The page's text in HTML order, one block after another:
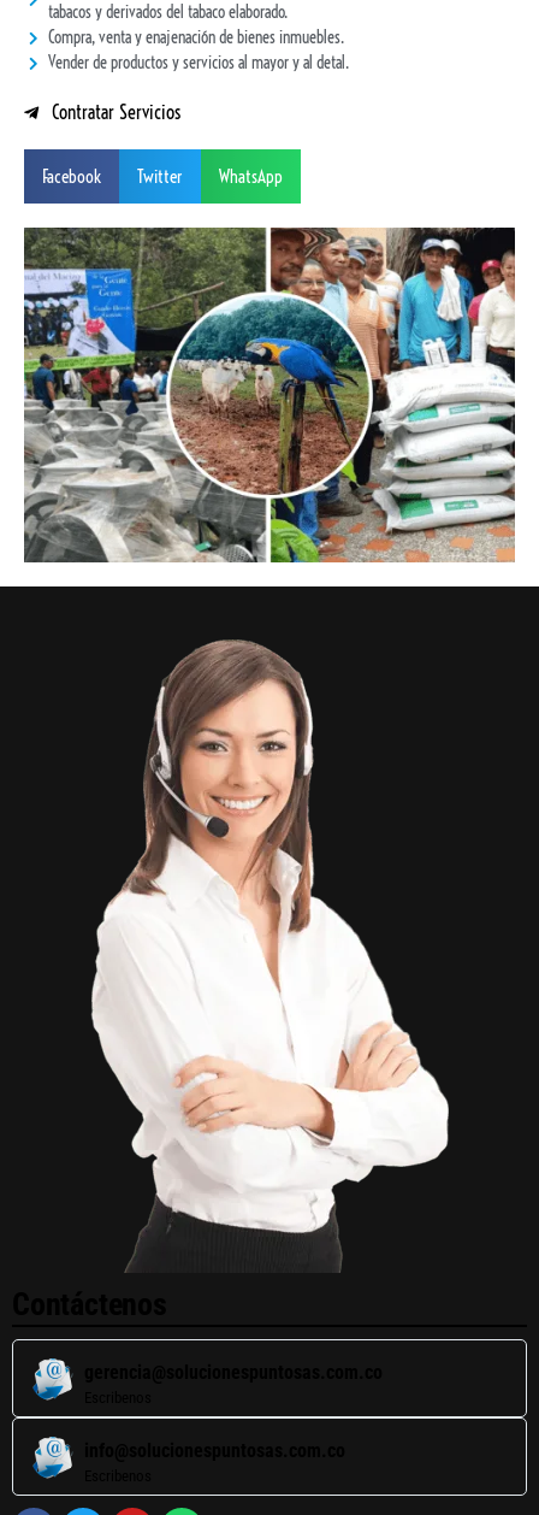
tabacos y derivados del tabaco elaborado.
Compra, venta y enajenación de bienes inmuebles.
Vender de productos y servicios al mayor y al detal.
Contratar Servicios
Facebook Twitter WhatsApp